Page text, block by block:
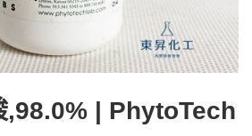
,98.0% | PhytoTech